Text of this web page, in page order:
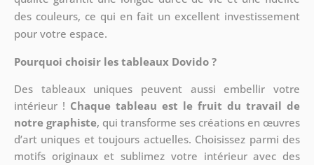
des couleurs, ce qui en fait un excellent investissement
pour votre espace.
Pourquoi choisir les tableaux Dovido ?
Des tableaux uniques peuvent aussi embellir votre
intérieur ! Chaque tableau est le fruit du travail de
notre graphiste, qui transforme ses créations en œuvres
d’art uniques et toujours actuelles. Choisissez parmi des
motifs originaux et sublimez votre intérieur avec des